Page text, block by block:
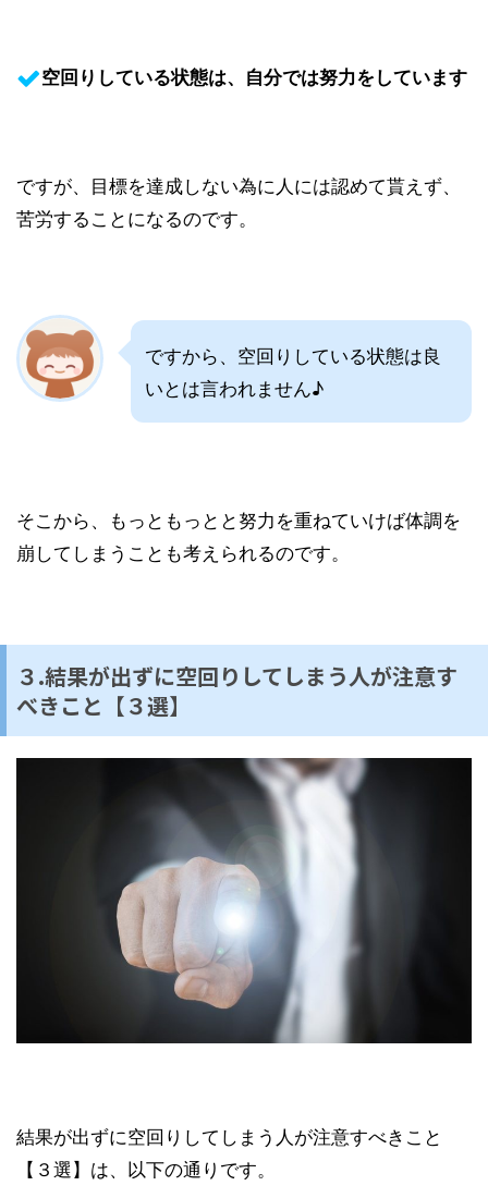
空回りしている状態は、自分では努力をしています
ですが、目標を達成しない為に人には認めて貰えず、
苦労することになるのです。
ですから、空回りしている状態は良
いとは言われません♪
そこから、もっともっとと努力を重ねていけば体調を
崩してしまうことも考えられるのです。
３.結果が出ずに空回りしてしまう人が注意す
べきこと【３選】
結果が出ずに空回りしてしまう人が注意すべきこと
【３選】は、以下の通りです。